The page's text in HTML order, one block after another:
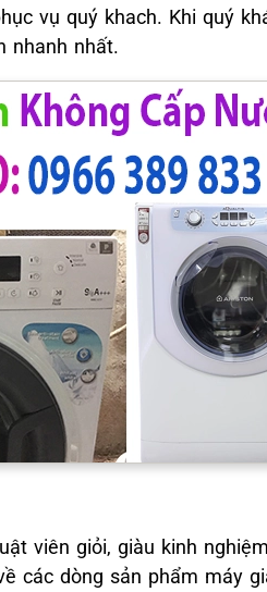
vụ quý khach. Khi quý
nhanh nhất.
viên giỏi, giàu kinh
các dòng sản phẩm máy